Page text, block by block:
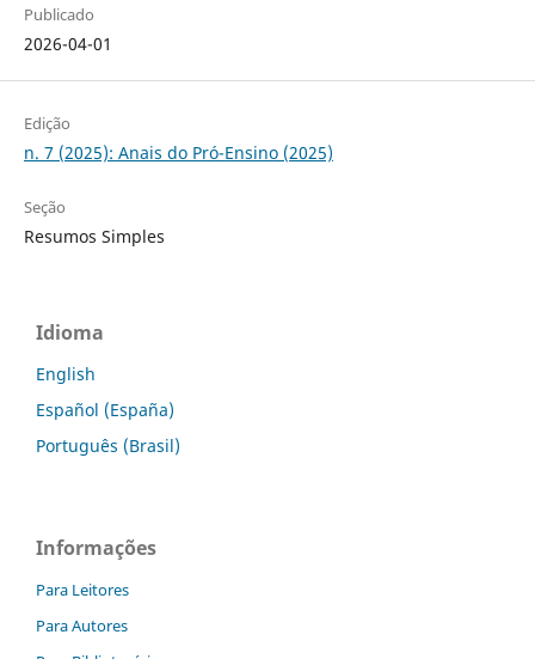
Publicado
2026-04-01
Edição
n. 7 (2025): Anais do Pró-Ensino (2025)
Seção
Resumos Simples
Idioma
English
Español (España)
Português (Brasil)
Informações
Para Leitores
Para Autores